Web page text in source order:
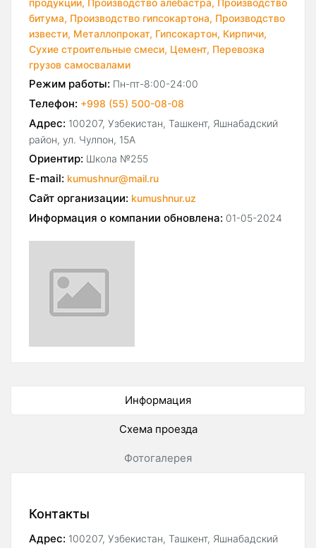
продукции, Производство алебастра, Производство
битума, Производство гипсокартона, Производство
извести, Металлопрокат, Гипсокартон, Кирпичи,
Сухие строительные смеси, Цемент, Перевозка
грузов самосвалами
Режим работы: Пн-пт-8:00-24:00
Телефон: +998 (55) 500-08-08
Адрес: 100207, Узбекистан, Ташкент, Яшнабадский
район, ул. Чулпон, 15А
Ориентир: Школа №255
E-mail: kumushnur@mail.ru
Сайт организации: kumushnur.uz
Информация о компании обновлена: 01-05-2024
Информация
Схема проезда
Фотогалерея
Контакты
Адрес: 100207, Узбекистан, Ташкент, Яшнабадский